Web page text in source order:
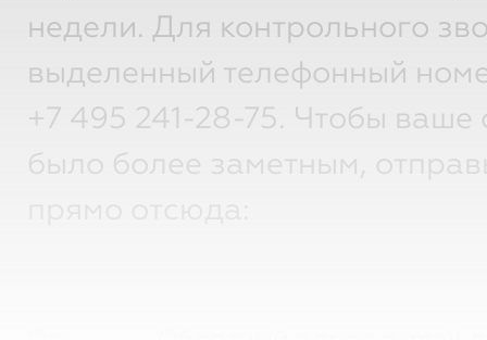
недели. Для контрольного
выделенный телефонный
+7 495 241-28-75. Чтобы ваше
было более заметным,